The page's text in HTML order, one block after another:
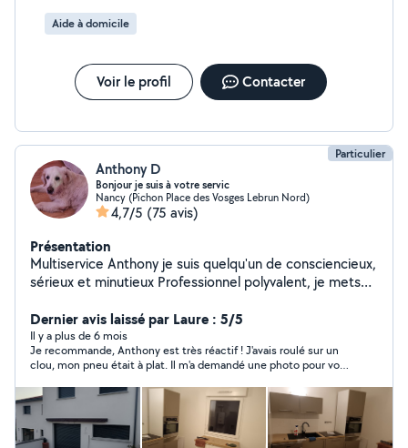
de votre famille
Aide à domicile
Voir le profil Contacter
Particulier
Anthony D
Bonjour je suis à votre servic
Nancy (Pichon Place des Vosges Lebrun Nord)
4,7/5 (75 avis)
Présentation
Multiservice Anthony je suis quelqu'un de consciencieux,
sérieux et minutieux Professionnel polyvalent, je mets
petits travaux, plomberie électricité placo enduit
peinture et autres entretien espace vert abattage
d'arbre, réparations et services pratiques. Chaque
mission est réalisée avec rigueur, sens du détail et
respect des délais. Mon objectif : vous apporter une
solution fiable et un travail soigné, en toute sérénité.
Dernier avis laissé par Laure : 5/5
Il y a plus de 6 mois
Je recommande, Anthony est très réactif ! J'avais roulé sur un
clou, mon pneu était à plat. Il m'a demandé une photo pour voir
place. Finalement, il est venu à mon domicile pour résoudre
mon problème. Très sympathique et à l'écoute. Je n'hésiterais
pas à refaire appel à lui ! Merci !